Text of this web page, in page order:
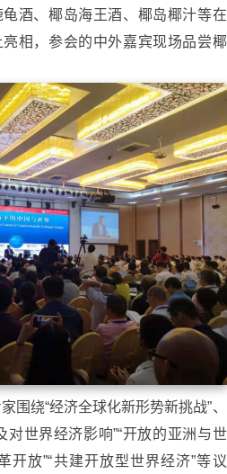
酒、椰岛海王酒、椰岛椰汁等在
相，参会的中外嘉宾现场品尝椰
围绕“经济全球化新形势新挑战”、
对世界经济影响”“开放的亚洲与世
开放”“共建开放型世界经济”等议